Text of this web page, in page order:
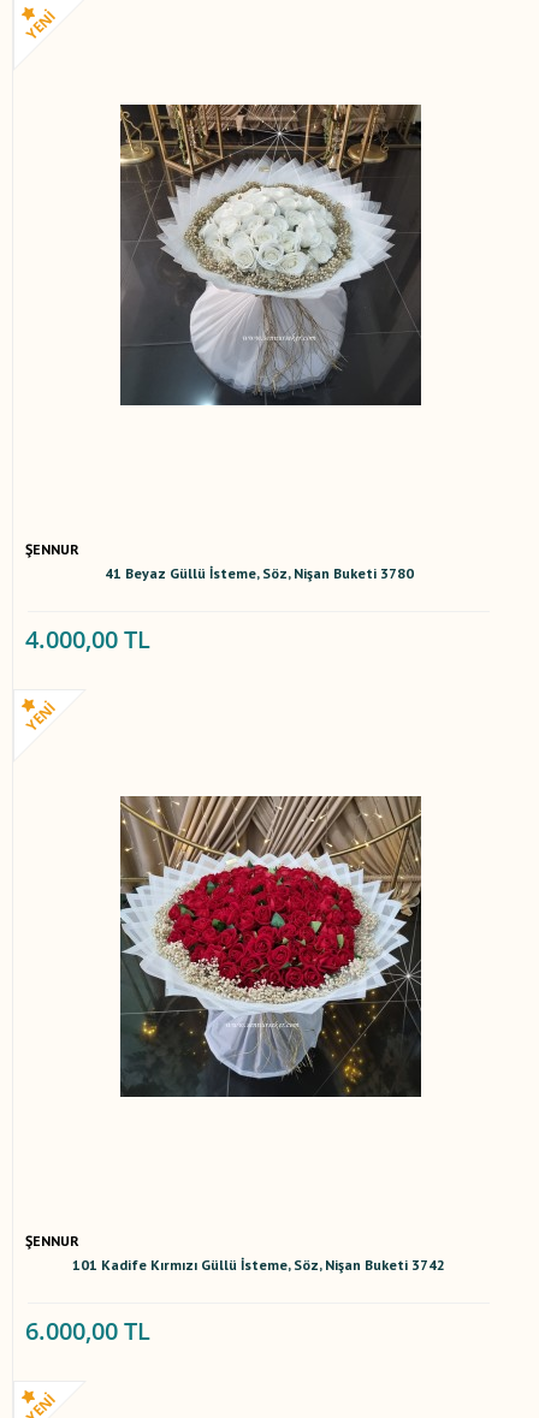
ŞENNUR
41 Beyaz Güllü İsteme, Söz, Nişan Buketi 3780
4.000,00 TL
ŞENNUR
101 Kadife Kırmızı Güllü İsteme, Söz, Nişan Buketi 3742
6.000,00 TL